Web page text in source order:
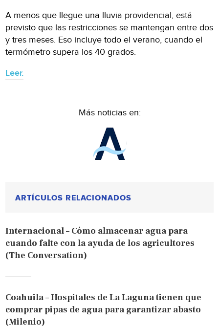
A menos que llegue una lluvia providencial, está
previsto que las restricciones se mantengan entre dos
y tres meses. Eso incluye todo el verano, cuando el
termómetro supera los 40 grados.
Leer.
Más noticias en:
ARTÍCULOS RELACIONADOS
Internacional – Cómo almacenar agua para
cuando falte con la ayuda de los agricultores
(The Conversation)
Coahuila – Hospitales de La Laguna tienen que
comprar pipas de agua para garantizar abasto
(Milenio)